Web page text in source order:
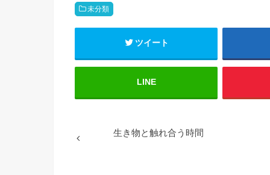
未分類
ツイート
LINE
生き物と触れ合う時間